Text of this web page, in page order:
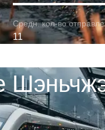
Средн. кол-во
11